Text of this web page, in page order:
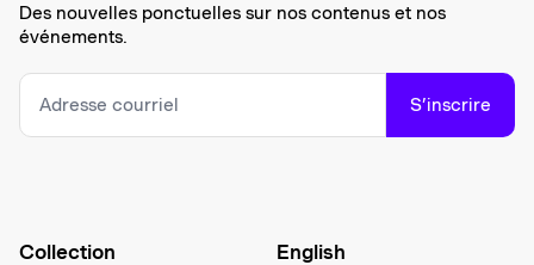
Des nouvelles ponctuelles sur nos contenus et nos
événements.
S’inscrire
Collection
English